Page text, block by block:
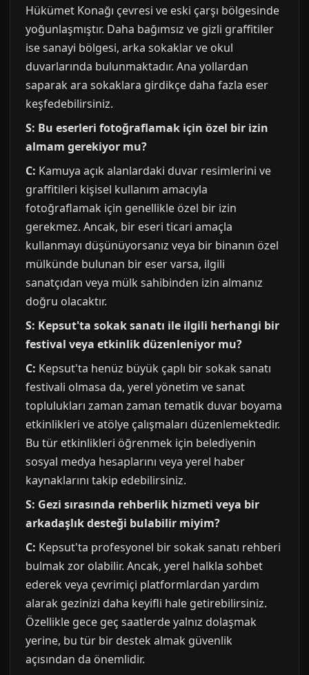
Hükümet Konağı çevresi ve eski çarşı bölgesinde
yoğunlaşmıştır. Daha bağımsız ve gizli graffitiler
ise sanayi bölgesi, arka sokaklar ve okul
duvarlarında bulunmaktadır. Ana yollardan
saparak ara sokaklara girdikçe daha fazla eser
keşfedebilirsiniz.
S: Bu eserleri fotoğraflamak için özel bir izin
almam gerekiyor mu?
C: Kamuya açık alanlardaki duvar resimlerini ve
graffitileri kişisel kullanım amacıyla
fotoğraflamak için genellikle özel bir izin
gerekmez. Ancak, bir eseri ticari amaçla
kullanmayı düşünüyorsanız veya bir binanın özel
mülkünde bulunan bir eser varsa, ilgili
sanatçıdan veya mülk sahibinden izin almanız
doğru olacaktır.
S: Kepsut'ta sokak sanatı ile ilgili herhangi bir
festival veya etkinlik düzenleniyor mu?
C: Kepsut'ta henüz büyük çaplı bir sokak sanatı
festivali olmasa da, yerel yönetim ve sanat
toplulukları zaman zaman tematik duvar boyama
etkinlikleri ve atölye çalışmaları düzenlemektedir.
Bu tür etkinlikleri öğrenmek için belediyenin
sosyal medya hesaplarını veya yerel haber
kaynaklarını takip edebilirsiniz.
S: Gezi sırasında rehberlik hizmeti veya bir
arkadaşlık desteği bulabilir miyim?
C: Kepsut'ta profesyonel bir sokak sanatı rehberi
bulmak zor olabilir. Ancak, yerel halkla sohbet
ederek veya çevrimiçi platformlardan yardım
alarak gezinizi daha keyifli hale getirebilirsiniz.
Özellikle gece geç saatlerde yalnız dolaşmak
yerine, bu tür bir destek almak güvenlik
açısından da önemlidir.